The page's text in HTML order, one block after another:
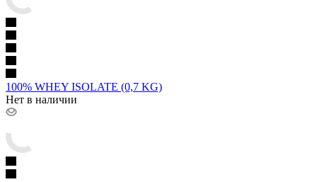
100% WHEY ISOLATE (0,7 KG)
Нет в наличии